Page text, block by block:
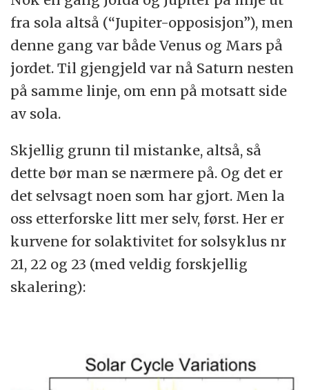
fra sola altså (“Jupiter-opposisjon”), men
denne gang var både Venus og Mars på
jordet. Til gjengjeld var nå Saturn nesten
på samme linje, om enn på motsatt side
av sola.
Skjellig grunn til mistanke, altså, så
dette bør man se nærmere på. Og det er
det selvsagt noen som har gjort. Men la
oss etterforske litt mer selv, først. Her er
kurvene for solaktivitet for solsyklus nr
21, 22 og 23 (med veldig forskjellig
skalering):